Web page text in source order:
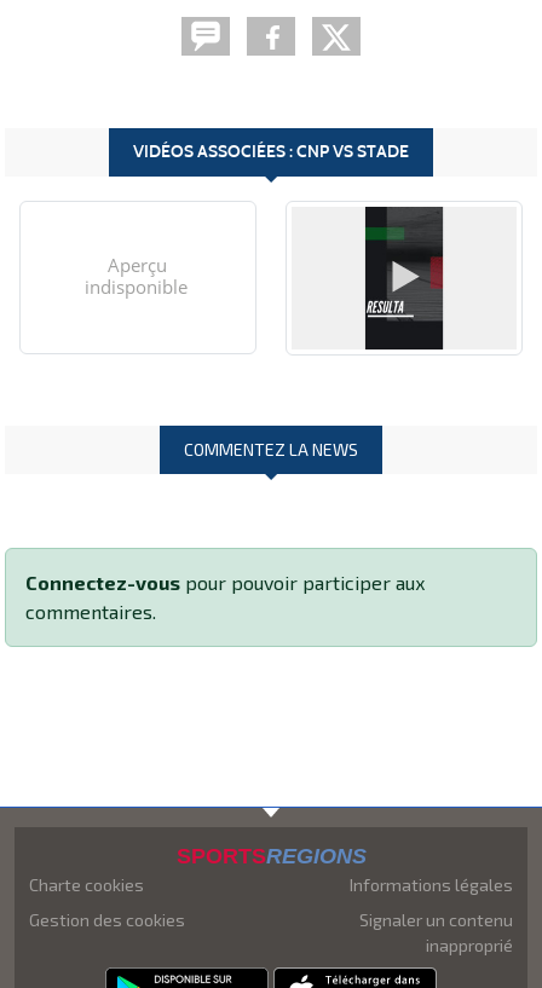
VIDÉOS ASSOCIÉES : CNP VS STADE
COMMENTEZ LA NEWS
Connectez-vous pour pouvoir participer aux
commentaires.
SPORTSREGIONS
Charte cookies
Gestion des cookies
Informations légales
Signaler un contenu
inapproprié